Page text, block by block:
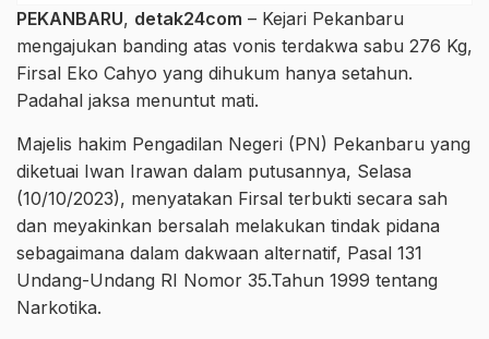
PEKANBARU, detak24com – Kejari Pekanbaru
mengajukan banding atas vonis terdakwa sabu 276 Kg,
Firsal Eko Cahyo yang dihukum hanya setahun.
Padahal jaksa menuntut mati.
Majelis hakim Pengadilan Negeri (PN) Pekanbaru yang
diketuai Iwan Irawan dalam putusannya, Selasa
(10/10/2023), menyatakan Firsal terbukti secara sah
dan meyakinkan bersalah melakukan tindak pidana
sebagaimana dalam dakwaan alternatif, Pasal 131
Undang-Undang RI Nomor 35.Tahun 1999 tentang
Narkotika.